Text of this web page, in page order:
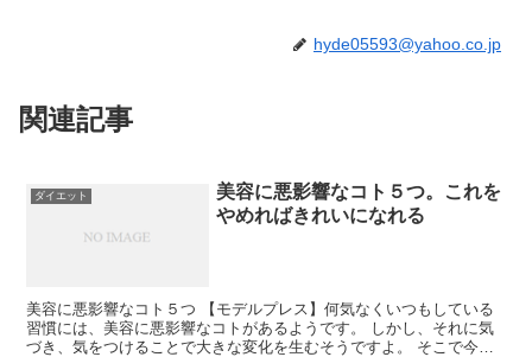
hyde05593@yahoo.co.jp
関連記事
ダイエット
美容に悪影響なコト５つ。これを
やめればきれいになれる
美容に悪影響なコト５つ 【モデルプレス】何気なくいつもしている
習慣には、美容に悪影響なコトがあるようです。 しかし、それに気
づき、気をつけることで大きな変化を生むそうですよ。 そこで今回